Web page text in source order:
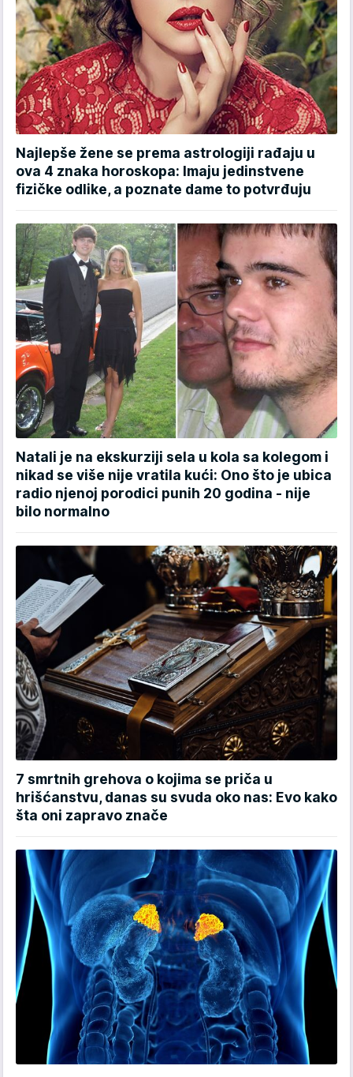
Najlepše žene se prema astrologiji rađaju u
ova 4 znaka horoskopa: Imaju jedinstvene
fizičke odlike, a poznate dame to potvrđuju
Natali je na ekskurziji sela u kola sa kolegom i
nikad se više nije vratila kući: Ono što je ubica
radio njenoj porodici punih 20 godina - nije
bilo normalno
7 smrtnih grehova o kojima se priča u
hrišćanstvu, danas su svuda oko nas: Evo kako
šta oni zapravo znače